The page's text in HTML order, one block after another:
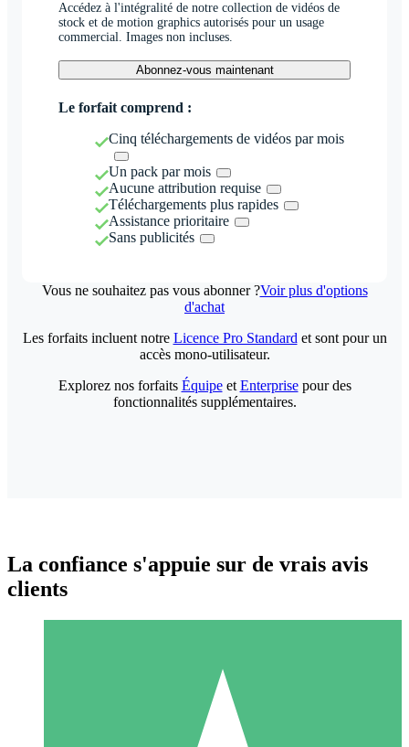
Accédez à l'intégralité de notre collection de vidéos de
stock et de motion graphics autorisés pour un usage
commercial. Images non incluses.
Abonnez-vous maintenant
Le forfait comprend :
Cinq téléchargements de vidéos par mois
Un pack par mois
Aucune attribution requise
Téléchargements plus rapides
Assistance prioritaire
Sans publicités
Vous ne souhaitez pas vous abonner ?Voir plus d'options
d'achat
Packs de Crédits Individuels
Les forfaits incluent notre Licence Pro Standard et sont pour un
accès mono-utilisateur.
Explorez nos forfaits Équipeet Enterprisepour des
fonctionnalités supplémentaires.
La confiance s'appuie sur de vrais avis
clients